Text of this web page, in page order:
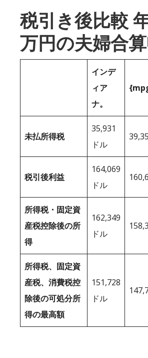
税引き後比較
万円の夫婦合
インデ
ィア
ナ。
未払所得税
35,931
ドル
税引後利益
164,069
ドル
所得税・固定資
産税控除後の所
得
162,349
ドル
所得税、固定資
産税、消費税控
除後の可処分所
得の最高額
151,728
ドル